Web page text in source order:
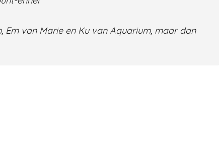
Em van Marie en Ku van Aquarium, maar dan